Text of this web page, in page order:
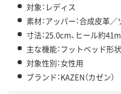
対象：レディス
素材：アッパー：合成皮革
寸法：25.0cm、ヒール約
主な機能：フットベッド形
対象性別：女性用
ブランド：KAZEN（カゼン）